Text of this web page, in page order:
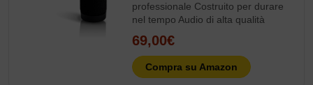
professionale Costruito per durare
nel tempo Audio di alta qualità
69,00€
Compra su Amazon